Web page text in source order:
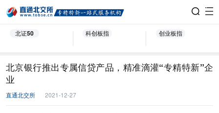
北证50 科创板指 创业板指
北京银行推出专属信贷产品，精准滴灌“专精特新”企
业
直通北交所 2021-12-27